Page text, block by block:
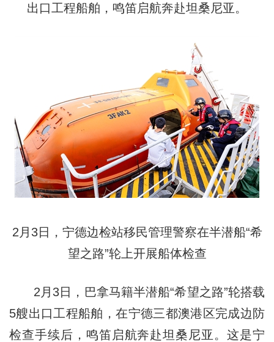
出口工程船舶，鸣笛启航奔赴坦桑尼亚。
2月3日，宁德边检站移民管理警察在半潜船“希
望之路”轮上开展船体检查
2月3日，巴拿马籍半潜船“希望之路”轮搭载
5艘出口工程船舶，在宁德三都澳港区完成边防
检查手续后，鸣笛启航奔赴坦桑尼亚。这是宁